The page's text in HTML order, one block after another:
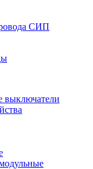
СИП
выключатели